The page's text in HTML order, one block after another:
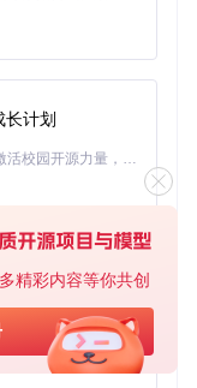
精彩内容等你共创
长计划
「源启盛夏」暑期校园开发者成长计划旨在激活校园开源力量，通过积分激励、认证扶持、资源倾斜等形式，引导高校组织和开发者完成「入驻 — 建项目 — 做贡献 — 获认证 — 得资源」的完整闭环。无论你是想带领社团入驻平台的组织者，还是希望用代码贡献证明自己的开发者，都能在这里找到属于你的成长路径。
基于Python的Xiaozhi AI，适用于想要完整Xiaozhi体验而无需拥有专用硬件的用户。